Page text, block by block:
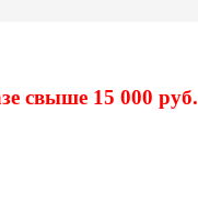
15 000 руб.